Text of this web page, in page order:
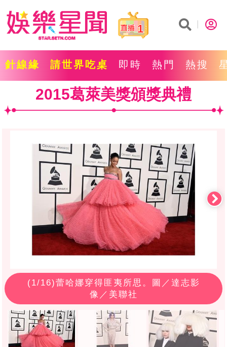
1
針線緣 請世界吃桌 即時 熱門 熱搜
2015葛萊美獎頒獎典禮
(1/16)蕾哈娜穿得匪夷所思。圖／達志影
像／美聯社